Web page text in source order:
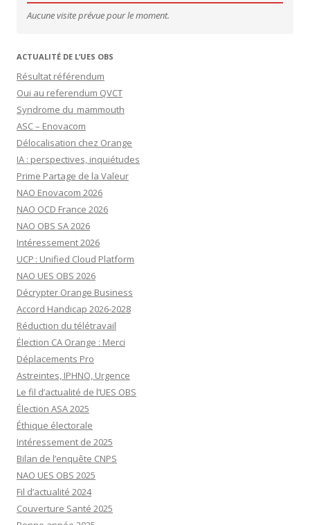
Aucune visite prévue pour le moment.
ACTUALITÉ DE L’UES OBS
Résultat référendum
Oui au referendum QVCT
Syndrome du mammouth
ASC – Enovacom
Délocalisation chez Orange
IA : perspectives, inquiétudes
Prime Partage de la Valeur
NAO Enovacom 2026
NAO OCD France 2026
NAO OBS SA 2026
Intéressement 2026
UCP : Unified Cloud Platform
NAO UES OBS 2026
Décrypter Orange Business
Accord Handicap 2026-2028
Réduction du télétravail
Élection CA Orange : Merci
Déplacements Pro
Astreintes, IPHNO, Urgence
Le fil d’actualité de l’UES OBS
Élection ASA 2025
Éthique électorale
Intéressement de 2025
Bilan de l’enquête CNPS
NAO UES OBS 2025
Fil d’actualité 2024
Couverture Santé 2025